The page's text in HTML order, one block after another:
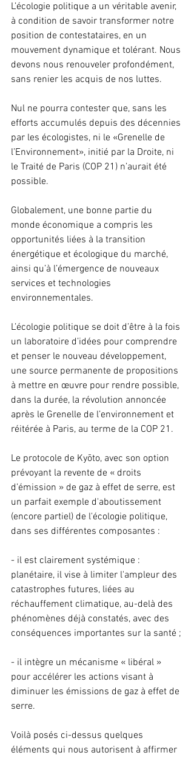
L’écologie politique a un véritable avenir,
à condition de savoir transformer notre
position de contestataires, en un
mouvement dynamique et tolérant. Nous
devons nous renouveler profondément,
sans renier les acquis de nos luttes.
Nul ne pourra contester que, sans les
efforts accumulés depuis des décennies
par les écologistes, ni le «Grenelle de
l’Environnement», initié par la Droite, ni
le Traité de Paris (COP 21) n’aurait été
possible.
Globalement, une bonne partie du
monde économique a compris les
opportunités liées à la transition
énergétique et écologique du marché,
ainsi qu’à l’émergence de nouveaux
services et technologies
environnementales.
L’écologie politique se doit d’être à la fois
un laboratoire d’idées pour comprendre
et penser le nouveau développement,
une source permanente de propositions
à mettre en œuvre pour rendre possible,
dans la durée, la révolution annoncée
après le Grenelle de l’environnement et
réitérée à Paris, au terme de la COP 21.
Le protocole de Kyōto, avec son option
prévoyant la revente de « droits
d’émission » de gaz à effet de serre, est
un parfait exemple d'aboutissement
(encore partiel) de l'écologie politique,
dans ses différentes composantes :
- il est clairement systémique :
planétaire, il vise à limiter l'ampleur des
catastrophes futures, liées au
réchauffement climatique, au-delà des
phénomènes déjà constatés, avec des
conséquences importantes sur la santé ;
- il intègre un mécanisme « libéral »
pour accélérer les actions visant à
diminuer les émissions de gaz à effet de
serre.
Voilà posés ci-dessus quelques
éléments qui nous autorisent à affirmer